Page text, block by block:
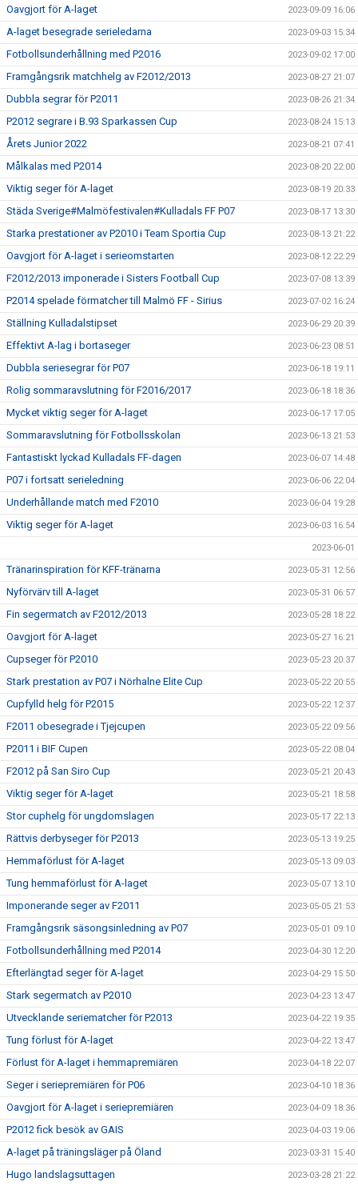
Oavgjort för A-laget 2023-09-09 16:06
A-laget besegrade serieledarna 2023-09-03 15:34
Fotbollsunderhållning med P2016 2023-09-02 17:00
Framgångsrik matchhelg av F2012/2013 2023-08-27 21:07
Dubbla segrar för P2011 2023-08-26 21:34
P2012 segrare i B.93 Sparkassen Cup 2023-08-24 15:13
Årets Junior 2022 2023-08-21 07:41
Målkalas med P2014 2023-08-20 22:00
Viktig seger för A-laget 2023-08-19 20:33
Städa Sverige#Malmöfestivalen#Kulladals FF P07 2023-08-17 13:30
Starka prestationer av P2010 i Team Sportia Cup 2023-08-13 21:22
Oavgjort för A-laget i serieomstarten 2023-08-12 22:29
F2012/2013 imponerade i Sisters Football Cup 2023-07-08 13:39
P2014 spelade förmatcher till Malmö FF - Sirius 2023-07-02 16:24
Ställning Kulladalstipset 2023-06-29 20:39
Effektivt A-lag i bortaseger 2023-06-23 08:51
Dubbla seriesegrar för P07 2023-06-18 19:11
Rolig sommaravslutning för F2016/2017 2023-06-18 18:36
Mycket viktig seger för A-laget 2023-06-17 17:05
Sommaravslutning för Fotbollsskolan 2023-06-13 21:53
Fantastiskt lyckad Kulladals FF-dagen 2023-06-07 14:48
P07 i fortsatt serieledning 2023-06-06 22:04
Underhållande match med F2010 2023-06-04 19:28
Viktig seger för A-laget 2023-06-03 16:54
2023-06-01
Tränarinspiration för KFF-tränarna 2023-05-31 12:56
Nyförvärv till A-laget 2023-05-31 06:57
Fin segermatch av F2012/2013 2023-05-28 18:22
Oavgjort för A-laget 2023-05-27 16:21
Cupseger för P2010 2023-05-23 20:37
Stark prestation av P07 i Nörhalne Elite Cup 2023-05-22 20:55
Cupfylld helg för P2015 2023-05-22 12:37
F2011 obesegrade i Tjejcupen 2023-05-22 09:56
P2011 i BIF Cupen 2023-05-22 08:04
F2012 på San Siro Cup 2023-05-21 20:43
Viktig seger för A-laget 2023-05-21 18:58
Stor cuphelg för ungdomslagen 2023-05-17 22:13
Rättvis derbyseger för P2013 2023-05-13 19:25
Hemmaförlust för A-laget 2023-05-13 09:03
Tung hemmaförlust för A-laget 2023-05-07 13:10
Imponerande seger av F2011 2023-05-05 21:53
Framgångsrik säsongsinledning av P07 2023-05-01 09:10
Fotbollsunderhållning med P2014 2023-04-30 12:20
Efterlängtad seger för A-laget 2023-04-29 15:50
Stark segermatch av P2010 2023-04-23 13:47
Utvecklande seriematcher för P2013 2023-04-22 19:35
Tung förlust för A-laget 2023-04-22 13:47
Förlust för A-laget i hemmapremiären 2023-04-18 22:07
Seger i seriepremiären för P06 2023-04-10 18:36
Oavgjort för A-laget i seriepremiären 2023-04-09 18:36
P2012 fick besök av GAIS 2023-04-03 19:06
A-laget på träningsläger på Öland 2023-03-31 15:40
Hugo landslagsuttagen 2023-03-28 21:22